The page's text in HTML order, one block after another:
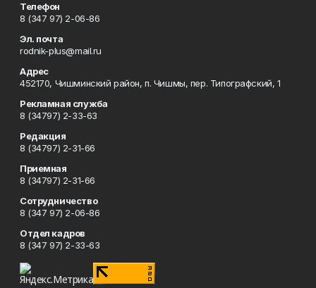
Телефон
8 (347 97) 2-06-86
Эл. почта
rodnik-plus@mail.ru
Адрес
452170, Чишминский район, п. Чишмы, пер. Типографский, 1
Рекламная служба
8 (34797) 2-33-63
Редакция
8 (34797) 2-31-66
Приемная
8 (34797) 2-31-66
Сотрудничество
8 (347 97) 2-06-86
Отдел кадров
8 (347 97) 2-33-63